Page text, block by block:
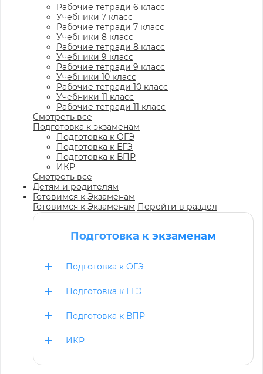
Рабочие тетради 6 класс
Учебники 7 класс
Рабочие тетради 7 класс
Учебники 8 класс
Рабочие тетради 8 класс
Учебники 9 класс
Рабочие тетради 9 класс
Учебники 10 класс
Рабочие тетради 10 класс
Учебники 11 класс
Рабочие тетради 11 класс
Смотреть все
Подготовка к экзаменам
Подготовка к ОГЭ
Подготовка к ЕГЭ
Подготовка к ВПР
ИКР
Смотреть все
Детям и родителям
Готовимся к Экзаменам
Готовимся к Экзаменам Перейти в раздел
Подготовка к экзаменам
Подготовка к ОГЭ
Подготовка к ЕГЭ
Подготовка к ВПР
ИКР